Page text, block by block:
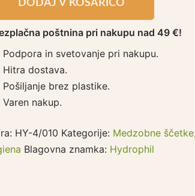
DODAJ V KOŠARICO
poštnina pri nakupu nad 49 €!
Podpora in svetovanje pri nakupu.
Hitra dostava.
Pošiljanje brez plastike.
Varen nakup.
HY-4/010 Kategorije: Medzobne
Blagovna znamka: Hydrophil